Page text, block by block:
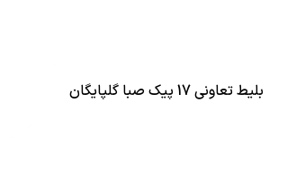
بلیط تعاونی 17 پیک صبا گلپایگان